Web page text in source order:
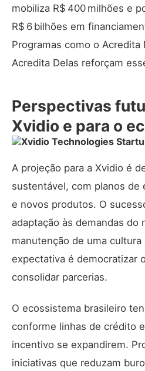
mobiliza R$ 400 milhões e
R$ 6 bilhões em
Programas como o
Acredita Delas reforçam
Perspectivas
Xvidio e para o
A projeção para a Xvidio é
sustentável, com planos de
e novos produtos. O
adaptação às demandas do
manutenção de uma cultura
expectativa é democratizar
consolidar parcerias.
O ecossistema brasileiro
conforme linhas de crédito
incentivo se expandirem.
iniciativas que reduzam